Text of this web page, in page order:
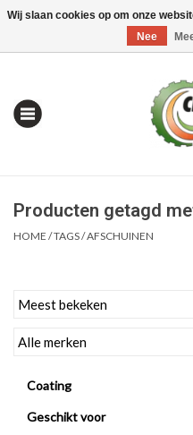
0 Artikelen - €0,00
| Alles om te Meten |
Alles om te Boren |
Producten getagd
HOME /TAGS/AFSCHUINEN
Coating
Geschikt voor
Wij slaan cookies op om onze
Nee